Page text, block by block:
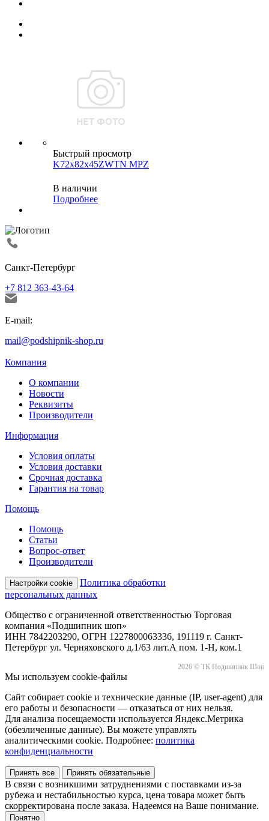
Быстрый просмотр
K72x82x45ZWTN MPZ
В наличии
Подробнее
Санкт-Петербург
+7 812 363-43-64
E-mail:
mail@podshipnik-shop.ru
Компания
О компании
Новости
Реквизиты
Производители
Информация
Условия оплаты
Условия доставки
Срочная доставка
Гарантия на товар
Помощь
Помощь
Статьи
Вопрос-ответ
Производители
Настройки cookie
Политика обработки
персональных данных
Общество с ограниченной ответственностью Торговая
компания «Подшипник шоп»
ИНН 7842203290, ОГРН 1227800063336, 191119 г. Санкт-
Петербург ул. Черняховского д.1/63 лит.А пом. 1-Н, ком.1
2026 © ТК Подшипник Шоп
Мы используем cookie-файлы
Сайт собирает cookie и технические данные (IP, user-agent) для
его работы и безопасности — отказаться от них нельзя.
Для анализа посещаемости используется Яндекс.Метрика
(обезличенные данные). Вы можете управлять
аналитическими cookie. Подробнее: политика
конфиденциальности
Принять все Принять обязательные
В связи с возникшими затруднениями с поставками из-за
рубежа и нестабильностью курса, цена товара может быть
скорректирована после заказа. Надеемся на Ваше понимание.
Понятно